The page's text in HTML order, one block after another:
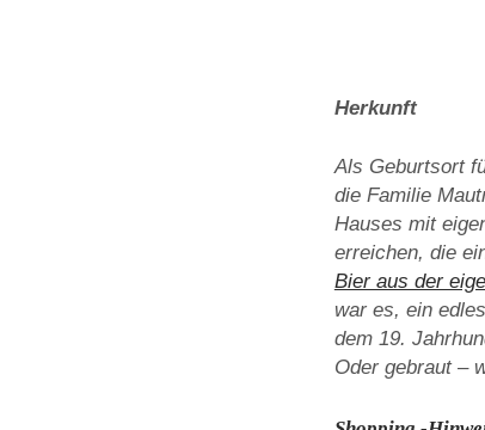
Herkunft
Als Geburtsort
die Familie
Hauses mit
erreichen, die
Bier aus der
war es, ein
dem 19.
Oder gebraut –